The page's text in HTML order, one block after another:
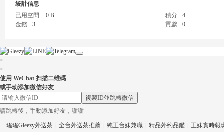
統計信息
已用空間
0 B 積分
4
金錢
3 貢獻 0
×
×
使用 WeChat 扫描二维碼
或手动添加微信好友
複製ID並跳轉微信
請跳轉後，手動添加好友，謝謝
瑤瑤Gleezy外送茶 全台外送茶推薦 純正台妹兼職 精品外約品鑑
正妹實時報